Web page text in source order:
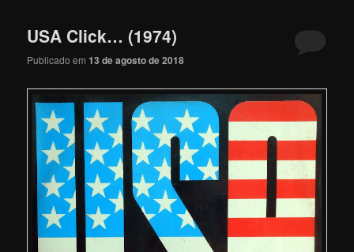
USA Click… (1974)
Publicado em13 de agosto de 2018